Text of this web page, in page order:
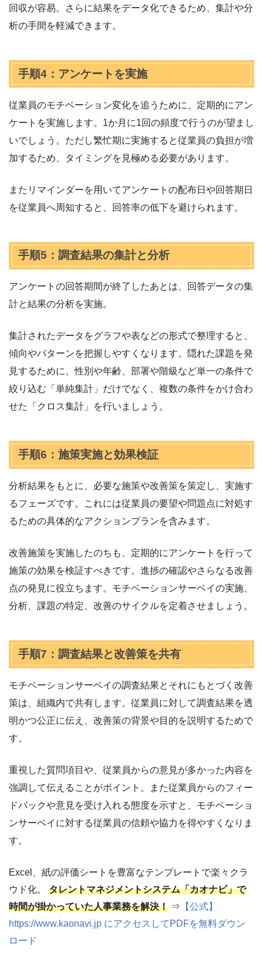
回収が容易。さらに結果をデータ化できるため、集計や分
析の手間を軽減できます。
手順4：アンケートを実施
従業員のモチベーション変化を追うために、定期的にアン
ケートを実施します。1か月に1回の頻度で行うのが望まし
いでしょう。ただし繁忙期に実施すると従業員の負担が増
加するため、タイミングを見極める必要があります。
またリマインダーを用いてアンケートの配布日や回答期日
を従業員へ周知すると、回答率の低下を避けられます。
手順5：調査結果の集計と分析
アンケートの回答期間が終了したあとは、回答データの集
計と結果の分析を実施。
集計されたデータをグラフや表などの形式で整理すると、
傾向やパターンを把握しやすくなります。隠れた課題を発
見するために、性別や年齢、部署や階級など単一の条件で
絞り込む「単純集計」だけでなく、複数の条件をかけ合わ
せた「クロス集計」を行いましょう。
手順6：施策実施と効果検証
分析結果をもとに、必要な施策や改善策を策定し、実施す
るフェーズです。これには従業員の要望や問題点に対処す
るための具体的なアクションプランを含みます。
改善施策を実施したのちも、定期的にアンケートを行って
施策の効果を検証すべきです。進捗の確認やさらなる改善
点の発見に役立ちます。モチベーションサーベイの実施、
分析、課題の特定、改善のサイクルを定着させましょう。
手順7：調査結果と改善策を共有
モチベーションサーベイの調査結果とそれにもとづく改善
策は、組織内で共有します。従業員に対して調査結果を透
明かつ公正に伝え、改善策の背景や目的を説明するためで
す。
重視した質問項目や、従業員からの意見が多かった内容を
強調して伝えることがポイント。また従業員からのフィー
ドバックや意見を受け入れる態度を示すと、モチベーショ
ンサーベイに対する従業員の信頼や協力を得やすくなりま
す。
Excel、紙の評価シートを豊富なテンプレートで楽々クラ
ウド化。 タレントマネジメントシステム「カオナビ」で
時間が掛かっていた人事業務を解決！ ⇒ 【公式】
https://www.kaonavi.jp にアクセスしてPDFを無料ダウン
ロード